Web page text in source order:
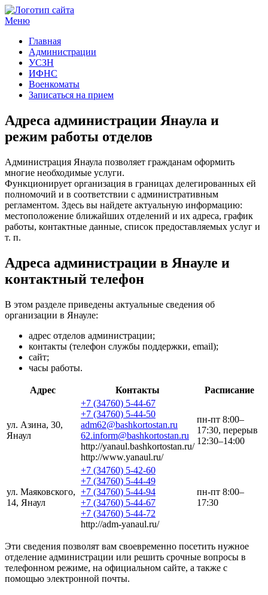
Меню
Главная
Администрации
УСЗН
ИФНС
Военкоматы
Записаться на прием
Адреса администрации Янаула и
режим работы отделов
Администрация Янаула позволяет гражданам оформить
многие необходимые услуги.
Функционирует организация в границах делегированных ей
полномочий и в соответствии с административным
регламентом. Здесь вы найдете актуальную информацию:
местоположение ближайших отделений и их адреса, график
работы, контактные данные, список предоставляемых услуг и
т. п.
Адреса администрации в Янауле и
контактный телефон
В этом разделе приведены актуальные сведения об
организации в Янауле:
адрес отделов администрации;
контакты (телефон службы поддержки, email);
сайт;
часы работы.
Адрес Контакты Расписание
ул. Азина, 30,
Янаул
+7 (34760) 5-44-67
+7 (34760) 5-44-50
adm62@bashkortostan.ru
62.inform@bashkortostan.ru
http://yanaul.bashkortostan.ru/
http://www.yanaul.ru/
пн-пт 8:00–
17:30, перерыв
12:30–14:00
ул. Маяковского,
14, Янаул
+7 (34760) 5-42-60
+7 (34760) 5-44-49
+7 (34760) 5-44-94
+7 (34760) 5-44-67
+7 (34760) 5-44-72
http://adm-yanaul.ru/
пн-пт 8:00–
17:30
Эти сведения позволят вам своевременно посетить нужное
отделение администрации или решить срочные вопросы в
телефонном режиме, на официальном сайте, а также с
помощью электронной почты.